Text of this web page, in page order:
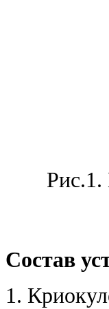
Рис.1.
Состав
1.